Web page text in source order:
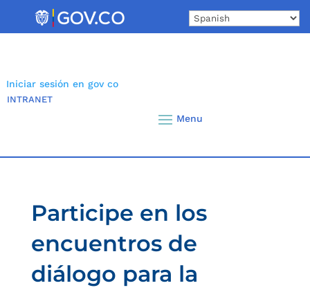
Iniciar sesión en gov co
INTRANET
Participe en los
encuentros de
diálogo para la